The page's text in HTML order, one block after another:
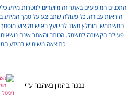
התכנים המופיעים באתר זה מיועדים למטרות מידע
הוראות עבודה. כל פעולה שתבוצע על סמך המידע
המשתמש. מומלץ מאוד להיוועץ באיש מקצוע מוסמך,
פעולה הקשורה לחשמל. הכותב והאתר אינם נושאים
כתוצאה משימוש במידע
נבנה בהמון באהבה ע"י